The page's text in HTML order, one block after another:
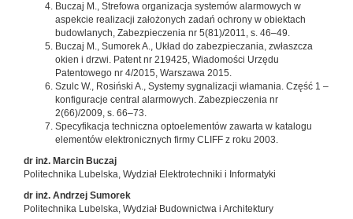
Buczaj M., Strefowa organizacja systemów alarmowych w
aspekcie realizacji założonych zadań ochrony w obiektach
budowlanych, Zabezpieczenia nr 5(81)/2011, s. 46–49.
Buczaj M., Sumorek A., Układ do zabezpieczania, zwłaszcza
okien i drzwi. Patent nr 219425, Wiadomości Urzędu
Patentowego nr 4/2015, Warszawa 2015.
Szulc W., Rosiński A., Systemy sygnalizacji włamania. Część 1 –
konfiguracje central alarmowych. Zabezpieczenia nr
2(66)/2009, s. 66–73.
Specyfikacja techniczna optoelementów zawarta w katalogu
elementów elektronicznych firmy CLIFF z roku 2003.
dr inż. Marcin Buczaj
Politechnika Lubelska, Wydział Elektrotechniki i Informatyki
dr inż. Andrzej Sumorek
Politechnika Lubelska, Wydział Budownictwa i Architektury